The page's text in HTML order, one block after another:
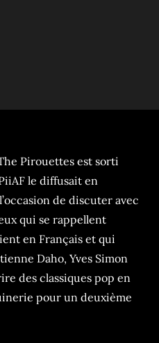
Pirouettes est sorti
le diffusait en
de discuter avec
qui se rappellent
en Français et qui
Daho, Yves Simon
des classiques pop en
pour un deuxième